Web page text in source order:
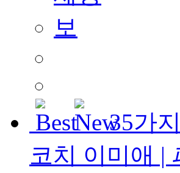
35가
코치 이미애 |